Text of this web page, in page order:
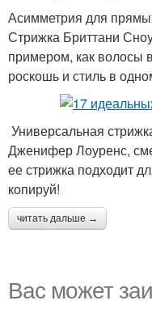
Асимметрия для
Стрижка Бриттани
примером, как волосы
роскошь и стиль в
Универсальная
Дженифер Лоуренс,
ее стрижка подходит
копируй!
читать дальше →
Вас может